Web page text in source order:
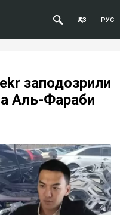
ҚАЗ РУС
заподозрили
Аль-Фараби